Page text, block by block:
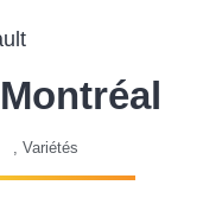
, Variétés